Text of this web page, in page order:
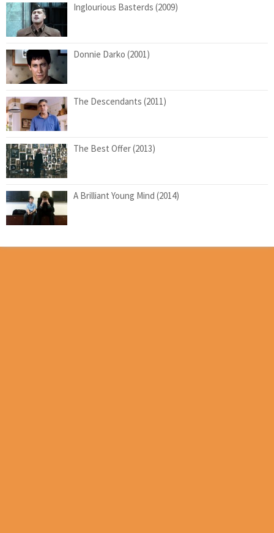
Inglourious Basterds (2009)
Donnie Darko (2001)
The Descendants (2011)
The Best Offer (2013)
A Brilliant Young Mind (2014)